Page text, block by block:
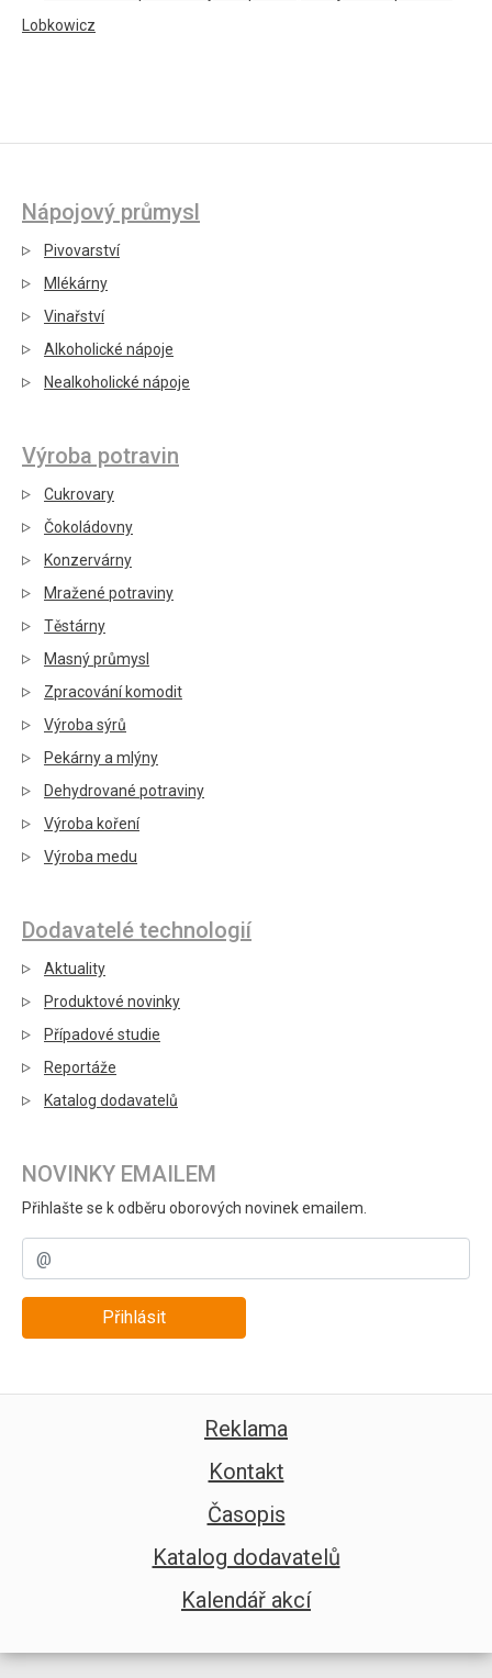
Lobkowicz
Nápojový průmysl
Pivovarství
Mlékárny
Vinařství
Alkoholické nápoje
Nealkoholické nápoje
Výroba potravin
Cukrovary
Čokoládovny
Konzervárny
Mražené potraviny
Těstárny
Masný průmysl
Zpracování komodit
Výroba sýrů
Pekárny a mlýny
Dehydrované potraviny
Výroba koření
Výroba medu
Dodavatelé technologií
Aktuality
Produktové novinky
Případové studie
Reportáže
Katalog dodavatelů
NOVINKY EMAILEM
Přihlašte se k odběru oborových novinek emailem.
Přihlásit
Reklama
Kontakt
Časopis
Katalog dodavatelů
Kalendář akcí